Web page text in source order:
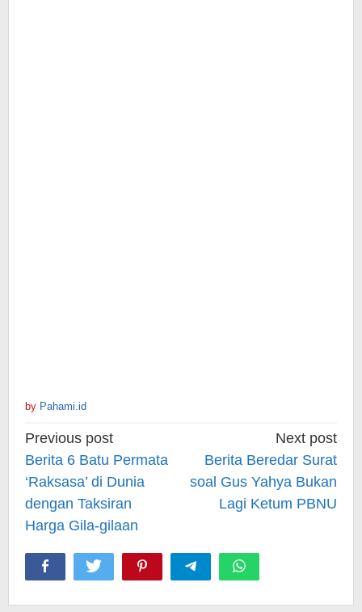
by Pahami.id
Post
navigation
Previous post
Berita 6 Batu Permata
‘Raksasa’ di Dunia
dengan Taksiran
Harga Gila-gilaan
Next post
Berita Beredar Surat
soal Gus Yahya Bukan
Lagi Ketum PBNU